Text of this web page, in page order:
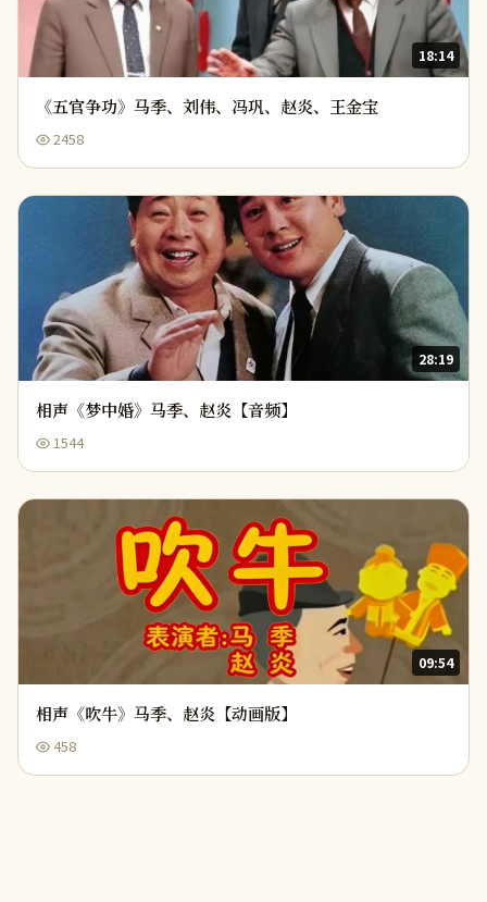
18:14
《五官争功》马季、刘伟、冯巩、赵炎、王金宝
2458
28:19
相声《梦中婚》马季、赵炎【音频】
1544
09:54
相声《吹牛》马季、赵炎【动画版】
458